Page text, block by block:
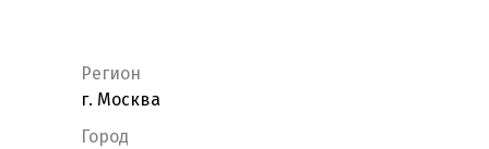
Регион
г. Москва
Город